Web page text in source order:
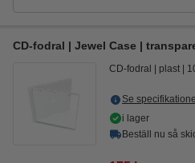
CD-fodral | Jewel Case |
CD-fodral plast
Se
i lager
Beställ nu så